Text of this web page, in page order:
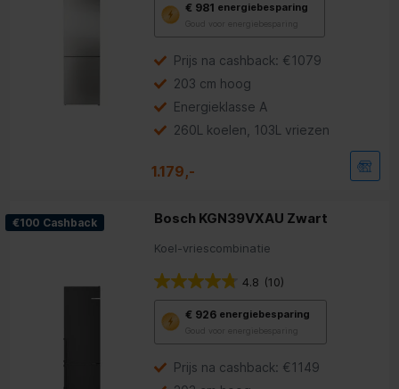
€ 981 energiebesparing
Goud voor energiebesparing
deze
Youreko’s
voor
energiebesparing.
Prijs na cashback: €1079
203 cm hoog
Energieklasse A
260L koelen, 103L vriezen
1.179,-
€100 Cashback Bosch KGN39VXAU Zwart
Koel-vriescombinatie
4.8 (10)
€ 926 energiebesparing
Goud voor energiebesparing
deze
Youreko’s
Prijs na cashback: €1149